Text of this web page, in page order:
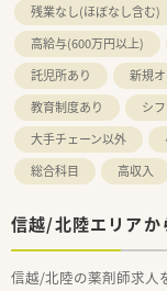
残業なし(ほぼなし含む)
高給与(600万円以上)
託児所あり
新規
教育制度あり
シ
大手チェーン以外
総合科目
高収入
信越/北陸エリアか
信越/北陸の薬剤師求人